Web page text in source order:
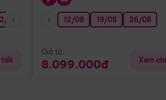
08 26/08 05/09 09/09 12/09
tiết
12/08 19/08 26/08
Giá từ:
8.099.000đ Xem